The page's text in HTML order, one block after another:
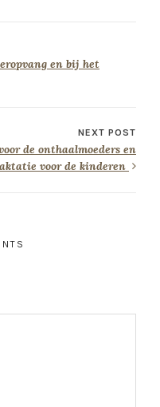
en bij het
NEXT POST
de onthaalmoeders en
voor de kinderen